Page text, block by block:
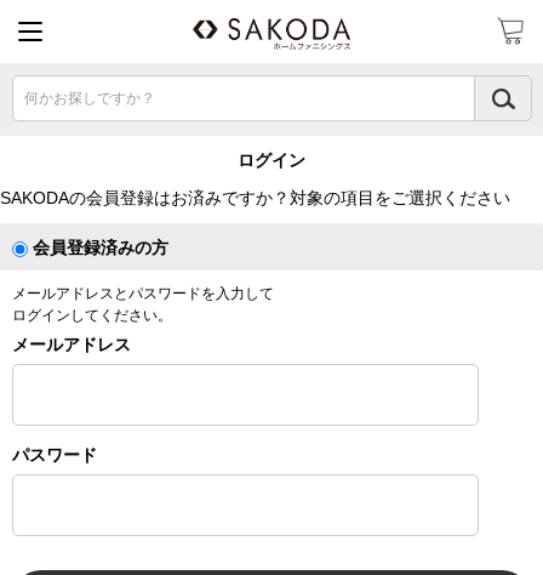
何かお探しですか？
ログイン
SAKODAの会員登録はお済みですか？対象の項目をご選択ください
会員登録済みの方
メールアドレスとパスワードを入力して
ログインしてください。
メールアドレス
パスワード